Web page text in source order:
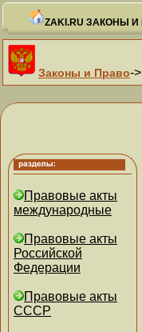
ZAKI.RU ЗАКОНЫ
Законы и Право->
Правовые акты
международные
Правовые акты
Российской
Федерации
Правовые акты
СССР